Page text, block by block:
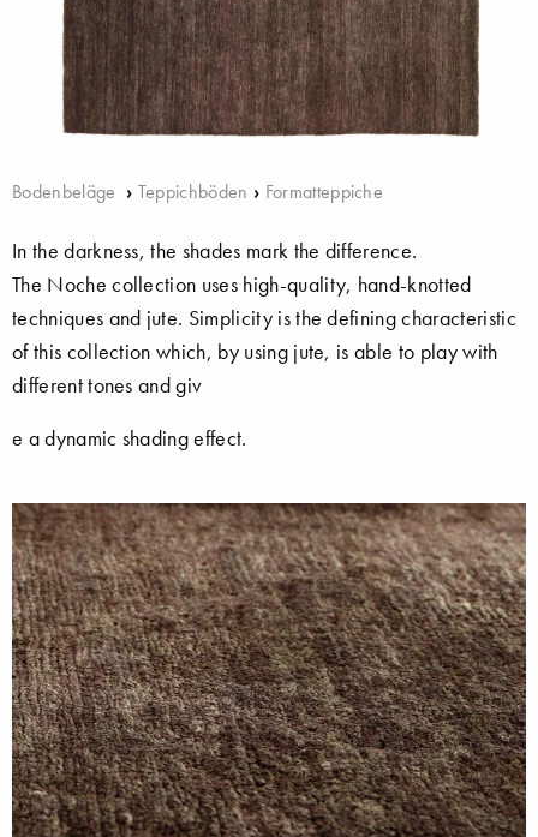
Bodenbeläge › Teppichböden › Formatteppiche
In the darkness, the shades mark the difference.
The Noche collection uses high-quality, hand-knotted
techniques and jute. Simplicity is the defining characteristic
of this collection which, by using jute, is able to play with
different tones and giv
e a dynamic shading effect.